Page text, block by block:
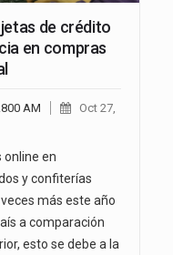
de crédito
en compras
AM
Oct 27,
online en
y confiterías
más este año
a comparación
esto se debe a la